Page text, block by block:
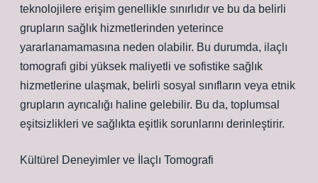
teknolojilere erişim genellikle sınırlıdır ve bu da belirli
grupların sağlık hizmetlerinden yeterince
yararlanamamasına neden olabilir. Bu durumda, ilaçlı
tomografi gibi yüksek maliyetli ve sofistike sağlık
hizmetlerine ulaşmak, belirli sosyal sınıfların veya etnik
grupların ayrıcalığı haline gelebilir. Bu da, toplumsal
eşitsizlikleri ve sağlıkta eşitlik sorunlarını derinleştirir.
Kültürel Deneyimler ve İlaçlı Tomografi